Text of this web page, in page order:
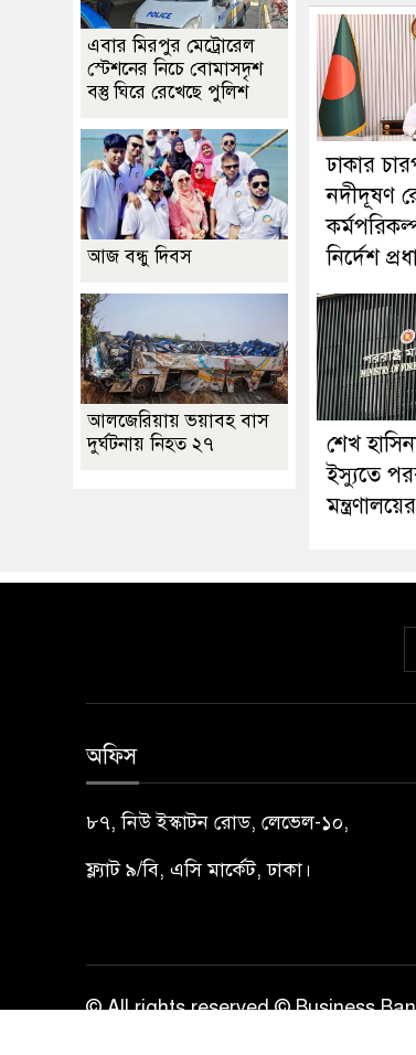
ঢাকার
নদীদূষণ
নির্দেশ
শেখ
ইস্যুতে
এবার মিরপুর মেট্রোরেল
স্টেশনের নিচে বোমাসদৃশ
বস্তু ঘিরে রেখেছে পুলিশ
আজ বন্ধু দিবস
আলজেরিয়ায় ভয়াবহ বাস
দুর্ঘটনায় নিহত ২৭
অফিস
৮৭, নিউ ইস্কাটন রোড, লেভেল-১০,
ফ্ল্যাট ৯/বি, এসি মার্কেট, ঢাকা।
© All rights reserved © Business